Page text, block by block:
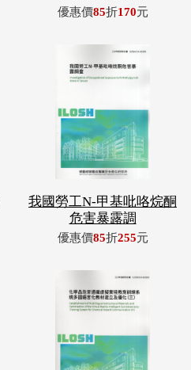
優惠價85折170元
我國勞工N-甲基吡咯烷酮
危害暴露調
優惠價85折255元